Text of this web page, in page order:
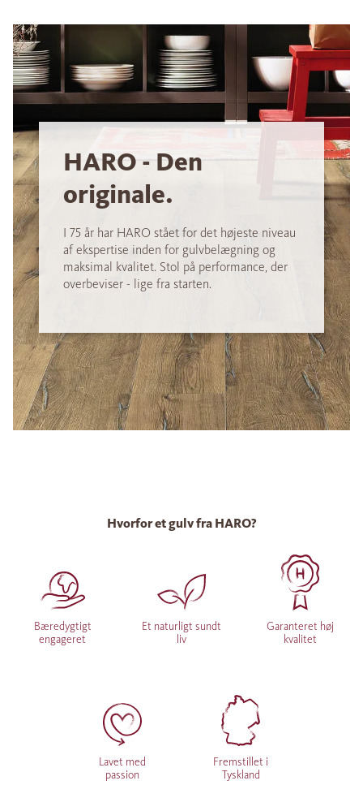
HARO - Den
originale.
I 75 år har HARO stået for det højeste niveau
af ekspertise inden for gulvbelægning og
maksimal kvalitet. Stol på performance, der
overbeviser - lige fra starten.
Hvorfor et gulv fra HARO?
Bæredygtigt
engageret
Et naturligt sundt
liv
Garanteret høj
kvalitet
Lavet med
passion
Fremstillet i
Tyskland